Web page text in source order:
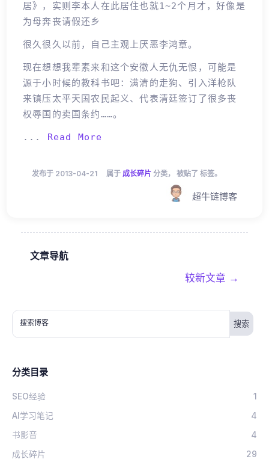
居》，实则李本人在此居住也就1~2个月才，好像是
为母奔丧请假还乡
很久很久以前，自己主观上厌恶李鸿章。
现在想想我辈素来和这个安徽人无仇无恨，可能是
源于小时候的教科书吧：满清的走狗、引入洋枪队
来镇压太平天国农民起义、代表清廷签订了很多丧
权辱国的卖国条约……。
... Read More
发布于 2013-04-21 属于 成长碎片 分类， 被贴了 标签。
超牛链博客
文章导航
较新文章 →
搜索博客
分类目录
SEO经验
1
AI学习笔记
4
书影音
4
成长碎片
29